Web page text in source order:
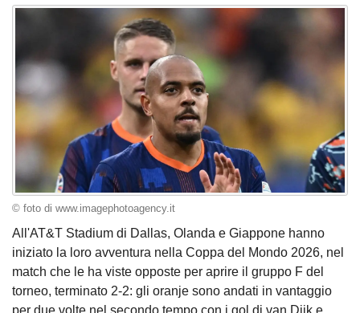
© foto di www.imagephotoagency.it
All'AT&T Stadium di Dallas, Olanda e Giappone hanno
iniziato la loro avventura nella Coppa del Mondo 2026, nel
match che le ha viste opposte per aprire il gruppo F del
torneo, terminato 2-2: gli oranje sono andati in vantaggio